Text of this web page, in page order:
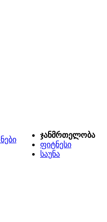
ჯანმრთელობა
ფიტნესი
საუნა